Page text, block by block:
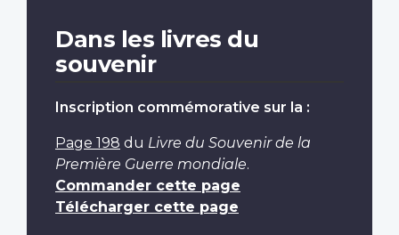
Dans les livres du
souvenir
Inscription commémorative sur la :
Page 198 du Livre du Souvenir de la
Première Guerre mondiale.
Commander cette page
Télécharger cette page